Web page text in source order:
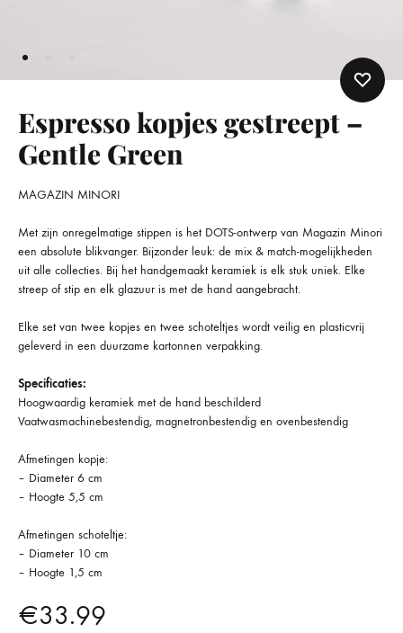
Espresso kopjes gestreept –
Gentle Green
MAGAZIN MINORI
Met zijn onregelmatige stippen is het DOTS-ontwerp van Magazin Minori
een absolute blikvanger. Bijzonder leuk: de mix & match-mogelijkheden
uit alle collecties. Bij het handgemaakt keramiek is elk stuk uniek. Elke
streep of stip en elk glazuur is met de hand aangebracht.
Elke set van twee kopjes en twee schoteltjes wordt veilig en plasticvrij
geleverd in een duurzame kartonnen verpakking.
Specificaties:
Hoogwaardig keramiek met de hand beschilderd
Vaatwasmachinebestendig, magnetronbestendig en ovenbestendig
Afmetingen kopje:
– Diameter 6 cm
– Hoogte 5,5 cm
Afmetingen schoteltje:
– Diameter 10 cm
– Hoogte 1,5 cm
€33.99